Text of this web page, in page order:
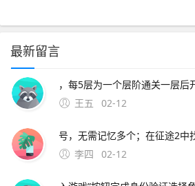
最新留言
王五
02-12
李四
02-12